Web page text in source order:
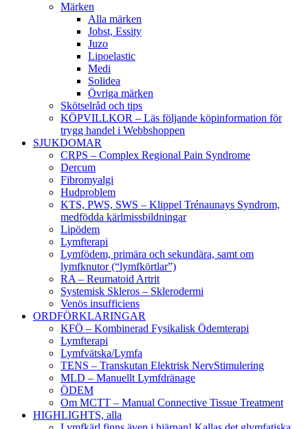
Märken
Alla märken
Jobst, Essity
Juzo
Lipoelastic
Medi
Solidea
Övriga märken
Skötselråd och tips
KÖPVILLKOR – Läs följande köpinformation för
trygg handel i Webbshoppen
SJUKDOMAR
CRPS – Complex Regional Pain Syndrome
Dercum
Fibromyalgi
Hudproblem
KTS, PWS, SWS – Klippel Trénaunays Syndrom,
medfödda kärlmissbildningar
Lipödem
Lymfterapi
Lymfödem, primära och sekundära, samt om
lymfknutor (“lymfkörtlar”)
RA – Reumatoid Artrit
Systemisk Skleros – Sklerodermi
Venös insufficiens
ORDFÖRKLARINGAR
KFÖ – Kombinerad Fysikalisk Ödemterapi
Lymfterapi
Lymfvätska/Lymfa
TENS – Transkutan Elektrisk NervStimulering
MLD – Manuellt Lymfdränage
ÖDEM
Om MCTT – Manual Connective Tissue Treatment
HIGHLIGHTS, alla